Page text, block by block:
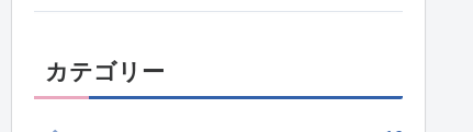
カテゴリー